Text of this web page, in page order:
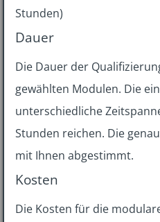
Stunden)
Dauer
Die Dauer der
gewählten Modulen. Die
unterschiedliche
Stunden reichen. Die
mit Ihnen abgestimmt.
Kosten
Die Kosten für die